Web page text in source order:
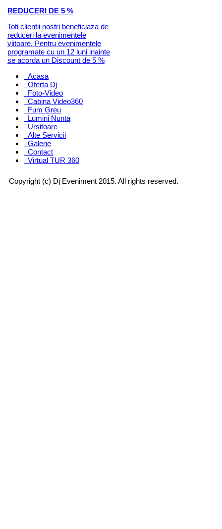
REDUCERI DE 5 %
Toti clientii nostri beneficiaza de
reduceri la evenimentele
viitoare. Pentru evenimentele
programate cu un 12 luni inainte
se acorda un Discount de 5 %
Acasa
Oferta Dj
Foto-Video
Cabina Video360
Fum Greu
Lumini Nunta
Ursitoare
Alte Servicii
Galerie
Contact
Virtual TUR 360
Copyright (c) Dj Eveniment 2015. All rights reserved.